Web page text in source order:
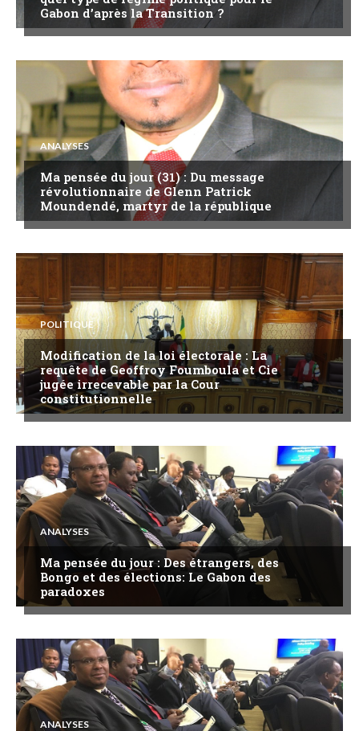
Gabon d’après la Transition ?
ANALYSES
Ma pensée du jour (31) : Du message
révolutionnaire de Glenn Patrick
Moundendé, martyr de la république
POLITIQUE
Modification de la loi électorale : La
requête de Geoffroy Foumboula et Cie
jugée irrecevable par la Cour
constitutionnelle
ANALYSES
Ma pensée du jour : Des étrangers, des
Bongo et des élections: Le Gabon des
paradoxes
ANALYSES